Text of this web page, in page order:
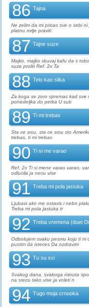
86 Tajna
Ne zelim da mi pricas sve o sebi
platnu mrlje praviti
87 Tajne suze
Majko, majko skuvaj kafu da s
suze proliti Ref. 2x Ta
88 Telo kao slika
Za koga se zoro spremas kad
ponedeljka do petka U sub
89 Ti mi trebas
Sta ce srcu, sta ce srcu sto
trebas, ti mi trebas
90 Ti si me varao
Ref. 2x Ti si mene varao varao,
odlucila ja necu vise
91 Treba mi pola jastuka
Ljubavi ako me ostavis i nebo
Treba mi pola jastuka tr
92 Treba vremena (duet
Odbolujem svaku pesmu koju ti ni
pustim da isteces Da ozdravim
93 Tu su svi
Svakog dana, svakoga minuta
na srecu tako vise ja voleti n
94 Tugo moja crnooka